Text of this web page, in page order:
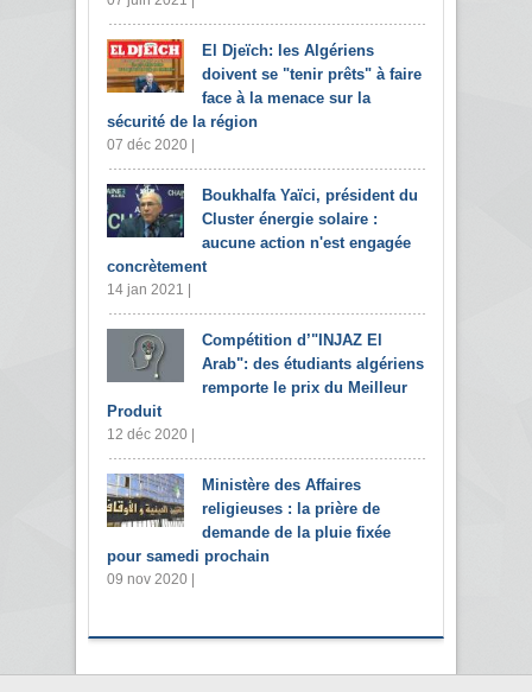
El Djeïch: les Algériens
doivent se "tenir prêts" à faire
face à la menace sur la
sécurité de la région
07 déc 2020 |
Boukhalfa Yaïci, président du
Cluster énergie solaire :
aucune action n'est engagée
concrètement
14 jan 2021 |
Compétition d’"INJAZ El
Arab": des étudiants algériens
remporte le prix du Meilleur
Produit
12 déc 2020 |
Ministère des Affaires
religieuses : la prière de
demande de la pluie fixée
pour samedi prochain
09 nov 2020 |